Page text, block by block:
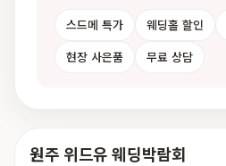
스드메 특가 웨딩홀 할인
현장 사은품
무료 상담
원주 위드유 웨딩박람회